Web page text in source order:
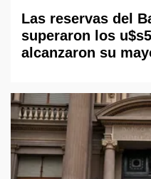
Las reservas del
superaron los
alcanzaron su